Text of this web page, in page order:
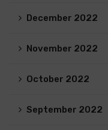
December 2022
November 2022
October 2022
September 2022